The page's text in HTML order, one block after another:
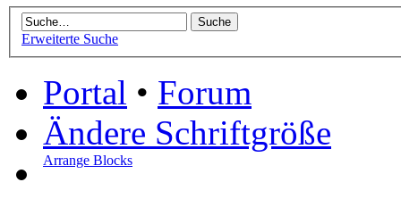
Erweiterte Suche
Portal • Forum
Ändere Schriftgröße
Arrange Blocks